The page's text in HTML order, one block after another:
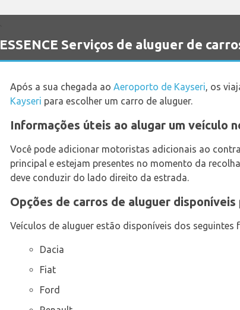
ESSENCE Serviços de aluguer de
Após a sua chegada ao Aeroporto de Kayseri, os
Kayseri para escolher um carro de aluguer.
Informações úteis ao alugar um veículo
Você pode adicionar motoristas adicionais ao
principal e estejam presentes no momento da
deve conduzir do lado direito da estrada.
Opções de carros de aluguer disponíveis
Veículos de aluguer estão disponíveis dos seguintes
Dacia
Fiat
Ford